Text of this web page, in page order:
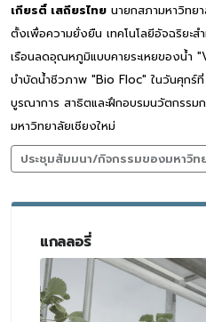
เกียรติ์ เสถียรไทย นายกสภามหาวิทย
ตั้งเพื่อความยั่งยืน เทคโนโลยีอัจฉริยะ
เรือนลดอุณหภูมิแบบคายระเหยของน้ำ
บำบัดน้ำชีวภาพ "Bio Floc" ในวันศุก
บูรณาการ สาธิตและฝึกอบรมนวัตกรรม
มหาวิทยาลัยเชียงใหม่
ประชุมสัมมนา/กิจกรรมของมหาวิท
แกลลอรี่